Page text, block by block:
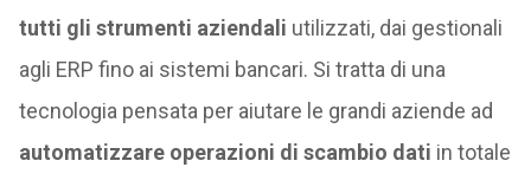
tutti gli strumenti aziendali utilizzati, dai gestionali
agli ERP fino ai sistemi bancari. Si tratta di una
tecnologia pensata per aiutare le grandi aziende ad
automatizzare operazioni di scambio dati in totale